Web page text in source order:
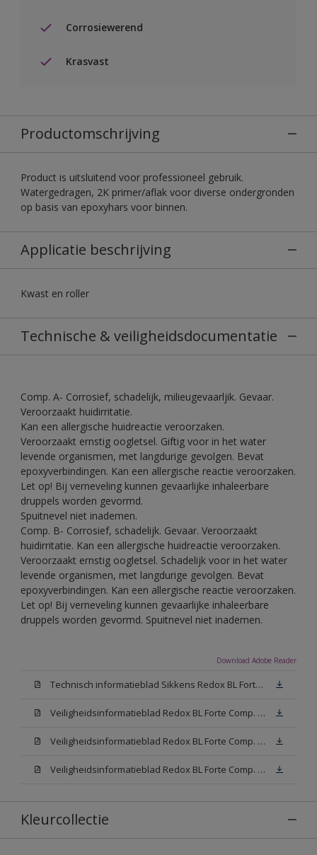
Corrosiewerend
Krasvast
Productomschrijving
Product is uitsluitend voor professioneel gebruik.
Watergedragen, 2K primer/aflak voor diverse ondergronden
op basis van epoxyhars voor binnen.
Applicatie beschrijving
Kwast en roller
Technische & veiligheidsdocumentatie
Comp. A- Corrosief, schadelijk, milieugevaarljik. Gevaar.
Veroorzaakt huidirritatie.
Kan een allergische huidreactie veroorzaken.
Veroorzaakt ernstig oogletsel. Giftig voor in het water
levende organismen, met langdurige gevolgen. Bevat
epoxyverbindingen. Kan een allergische reactie veroorzaken.
Let op! Bij verneveling kunnen gevaarlijke inhaleerbare
druppels worden gevormd.
Spuitnevel niet inademen.
Comp. B- Corrosief, schadelijk. Gevaar. Veroorzaakt
huidirritatie. Kan een allergische huidreactie veroorzaken.
Veroorzaakt ernstig oogletsel. Schadelijk voor in het water
levende organismen, met langdurige gevolgen. Bevat
epoxyverbindingen. Kan een allergische reactie veroorzaken.
Let op! Bij verneveling kunnen gevaarlijke inhaleerbare
druppels worden gevormd. Spuitnevel niet inademen.
Download Adobe Reader
Technisch informatieblad Sikkens Redox BL Forte (PDF)
Veiligheidsinformatieblad Redox BL Forte Comp. B (MSDS)
Veiligheidsinformatieblad Redox BL Forte Comp. -A W05 (MSDS)
Veiligheidsinformatieblad Redox BL Forte Comp. -A N00 (MSDS)
Kleurcollectie